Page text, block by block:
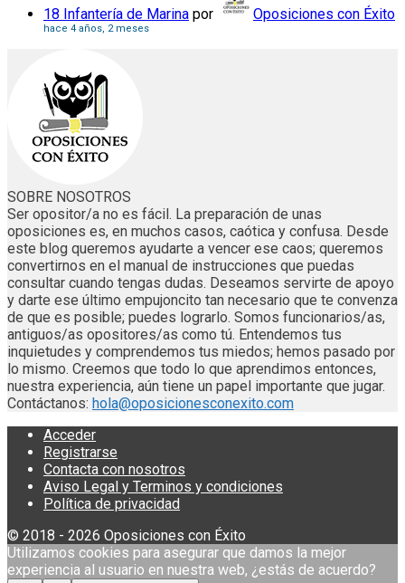
18 Infantería de Marina por Oposiciones con Éxito
hace 4 años, 2 meses
SOBRE NOSOTROS
Ser opositor/a no es fácil. La preparación de unas
oposiciones es, en muchos casos, caótica y confusa. Desde
este blog queremos ayudarte a vencer ese caos; queremos
convertirnos en el manual de instrucciones que puedas
consultar cuando tengas dudas. Deseamos servirte de apoyo
y darte ese último empujoncito tan necesario que te convenza
de que es posible; puedes lograrlo. Somos funcionarios/as,
antiguos/as opositores/as como tú. Entendemos tus
inquietudes y comprendemos tus miedos; hemos pasado por
lo mismo. Creemos que todo lo que aprendimos entonces,
nuestra experiencia, aún tiene un papel importante que jugar.
Contáctanos: hola@oposicionesconexito.com
Acceder
Registrarse
Contacta con nosotros
Aviso Legal y Terminos y condiciones
Política de privacidad
© 2018 - 2026 Oposiciones con Éxito
Utilizamos cookies para asegurar que damos la mejor
experiencia al usuario en nuestra web, ¿estás de acuerdo?